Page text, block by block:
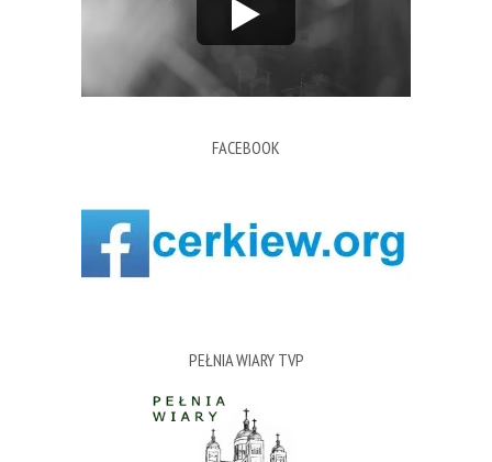
FACEBOOK
PEŁNIA WIARY TVP